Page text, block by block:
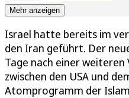
Mehr anzeigen
Israel hatte bereits im
den Iran geführt. Der
Tage nach einer weiteren
zwischen den USA und
Atomprogramm der